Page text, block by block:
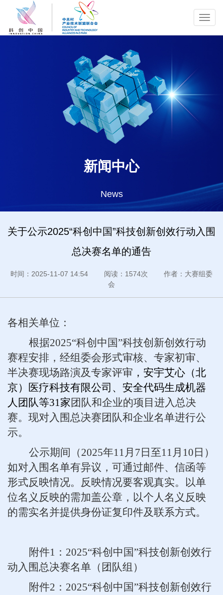
新闻中心
News
关于公示2025“科创中国”科技创新创效行动入围
总决赛名单的通告
时间：2025-11-07 14:54 阅读：1574次 作者：大赛组委
会
各相关单位：
根据2025“科创中国”科技创新创效行动
赛程安排，经组委会形式审核、专家初审、
半决赛现场路演及专家评审 ，安宇艾心（北
京）医疗科技有限公司、安全代码生成机器
人团队等31家团队和企业的项目进入总决
赛。现对入围总决赛团队和企业名单进行公
示。
公示期间（2025年11月7日至11月10日）
如对入围名单有异议，可通过邮件、信函等
形式反映情况。反映情况要客观真实。以单
位名义反映的需加盖公章，以个人名义反映
的需实名并提供身份证复印件及联系方式。
附件1：2025“科创中国”科技创新创效行
动入围总决赛名单（团队组）
附件2：2025“科创中国”科技创新创效行